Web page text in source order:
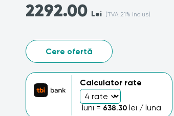
2292.00 Lei (TVA 21% inclus)
Cere ofertă
Calculator rate
luni = 638.30lei / luna